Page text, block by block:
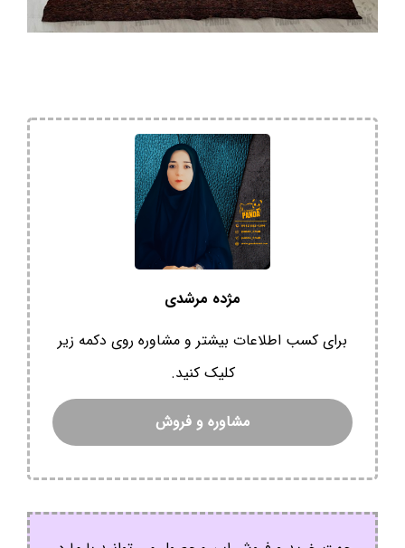
مژده مرشدی
برای کسب اطلاعات بیشتر و مشاوره روی دکمه زیر
کلیک کنید.
مشاوره و فروش